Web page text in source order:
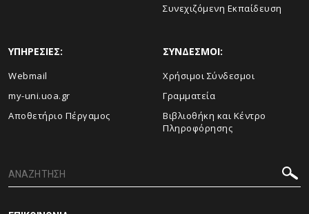
Συνεχιζόμενη Εκπαίδευση
ΥΠΗΡΕΣΙΕΣ:
Webmail
my-uni.uoa.gr
Αποθετήριο Πέργαμος
ΣΥΝΔΕΣΜΟΙ:
Χρήσιμοι Σύνδεσμοι
Γραμματεία
Βιβλιοθήκη και Κέντρο
Πληροφόρησης